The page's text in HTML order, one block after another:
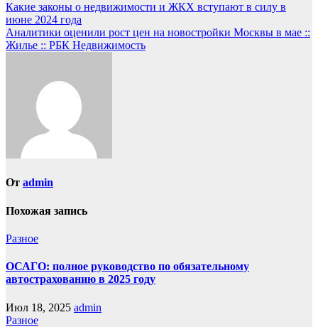
Какие законы о недвижимости и ЖКХ вступают в силу в
июне 2024 года
Аналитики оценили рост цен на новостройки Москвы в мае ::
Жилье :: РБК Недвижимость
От admin
Похожая запись
Разное
ОСАГО: полное руководство по обязательному
автострахованию в 2025 году
Июл 18, 2025 admin
Разное